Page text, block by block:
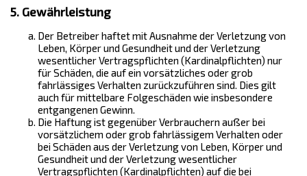
5. Gewährleistung
Der Betreiber haftet mit Ausnahme der Verletzung von
Leben, Körper und Gesundheit und der Verletzung
wesentlicher Vertragspflichten (Kardinalpflichten) nur
für Schäden, die auf ein vorsätzliches oder grob
fahrlässiges Verhalten zurückzuführen sind. Dies gilt
auch für mittelbare Folgeschäden wie insbesondere
entgangenen Gewinn.
Die Haftung ist gegenüber Verbrauchern außer bei
vorsätzlichem oder grob fahrlässigem Verhalten oder
bei Schäden aus der Verletzung von Leben, Körper und
Gesundheit und der Verletzung wesentlicher
Vertragspflichten (Kardinalpflichten) auf die bei